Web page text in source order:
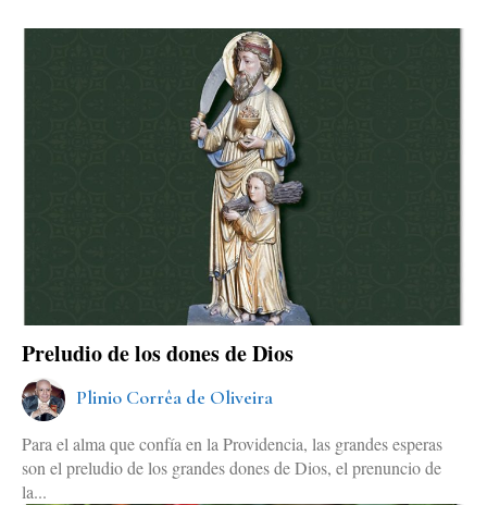
Preludio de los dones de Dios
Plinio Corrêa de Oliveira
Para el alma que confía en la Providencia, las grandes esperas
son el preludio de los grandes dones de Dios, el prenuncio de
la...